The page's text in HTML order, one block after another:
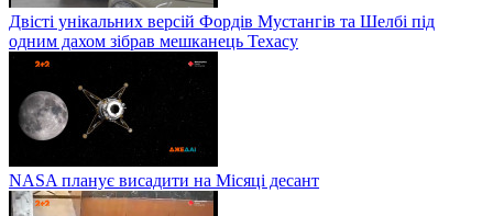
Двісті унікальних версій Фордів Мустангів та Шелбі під
одним дахом зібрав мешканець Техасу
NASA планує висадити на Місяці десант